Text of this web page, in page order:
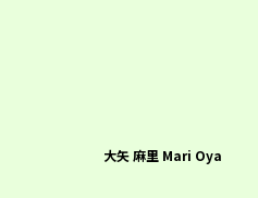
大矢 麻里 Mari Oya